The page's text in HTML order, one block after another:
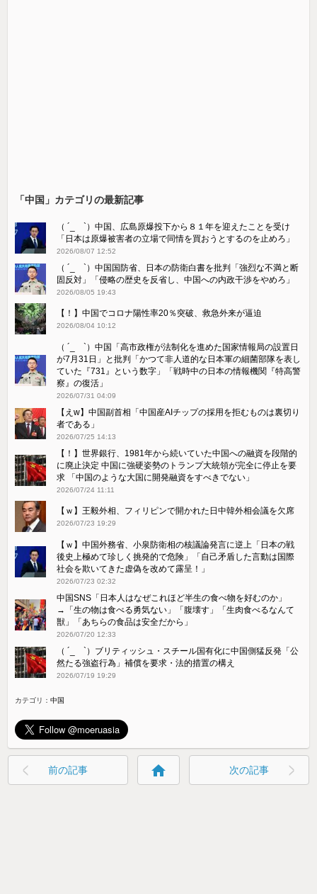
「中国」カテゴリの最新記事
（ ´_ゝ`）中国、広島原爆投下から８１年を迎えたことを受け
「日本は原爆被害者の立場で同情を買おうとするのを止めろ」
2026/08/07 12:52
（ ´_ゝ`）中国国防省、日本の防衛白書を批判「強烈な不満と断
固反対」「侵略の歴史を反省し、中国への内政干渉をやめろ」
2026/08/05 19:43
【！】中国でコロナ陽性率20％突破、救急外来が逼迫
2026/08/04 10:12
（ ´_ゝ`）中国「高市政権が法制化を進めた国家情報局の設置日
が7月31日」と批判「かつて非人道的な日本軍の細菌部隊を表し
ていた『731』という数字」「戦時中の日本の情報機関『特高警
察』の復活」
2026/07/31 04:09
【えw】中国副首相「中国産AIチップの採用を拒むものは裏切り
者である」
2026/07/25 14:13
【！】世界銀行、1981年から続いていた中国への融資を段階的
に廃止決定 中国に強硬姿勢のトランプ大統領が完全に停止を要
求 「中国のような大国に開発融資をすべきでない」
2026/07/24 11:11
【ｗ】王毅外相、フィリピンで開かれた日中韓外相会議を欠席
2026/07/23 19:29
【ｗ】中国外務省、小泉防衛相の核議論発言に逆上「日本の戦
後史上極めて珍しく挑発的で危険」「自己矛盾した言動は国際
社会を欺いてきた虚偽を改めて露呈！」
2026/07/23 02:32
中国SNS「日本人はなぜこれほど半生の食べ物を好むのか」
→「生の物は食べる勇気ない」「腹壊す」「生肉食べるなんて
獣」「あちらの食品は安全だから」
2026/07/20 12:33
（ ´_ゝ`）ブリティッシュ・スチール国有化に中国側猛反発「公
然たる強盗行為」補償を要求・法的措置の構え
2026/07/19 19:29
カテゴリ：中国
前の記事 home 次の記事